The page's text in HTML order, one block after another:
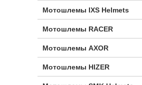
Мотошлемы IXS Helmets
Мотошлемы RACER
Мотошлемы AXOR
Мотошлемы HIZER